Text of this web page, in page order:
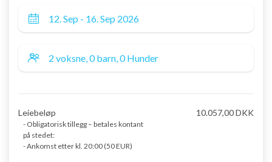
Leiebeløp
- Obligatorisk tillegg – betales kontant
på stedet:
- Ankomst etter kl. 20:00 (50 EUR)
10.057,00 DKK